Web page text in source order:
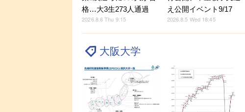
格…大3生273人通過
2026.8.6 Thu 9:15
え公開イベント9/17
2026.8.5 Wed 18:45
大阪大学